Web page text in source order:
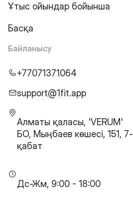
Ұтыс ойындар бойынша
Басқа
Байланысу
+77071371064
support@1fit.app
Алматы қаласы, 'VERUM'
БО, Мыңбаев көшесі, 151, 7-
қабат
Дс-Жм, 9:00 - 18:00